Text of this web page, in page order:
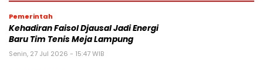
Pemerintah
Kehadiran Faisol Djausal Jadi Energi
Baru Tim Tenis Meja Lampung
Senin, 27 Jul 2026 - 15:47 WIB